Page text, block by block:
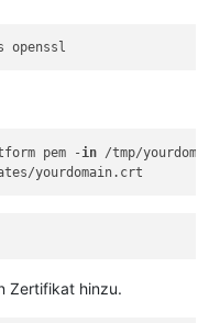
pem -in /tmp/
Zertifikat hinzu.